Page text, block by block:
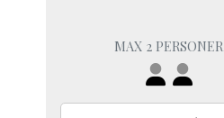
MAX 2 PERSONER